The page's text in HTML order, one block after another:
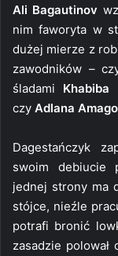
Ali Bagautinov
nim faworyta w
dużej mierze z
zawodników –
śladami Khabiba
czy Adlana
Dagestańczyk
swoim debiucie
jednej strony ma
stójce, nieźle
potrafi bronić
zasadzie polował